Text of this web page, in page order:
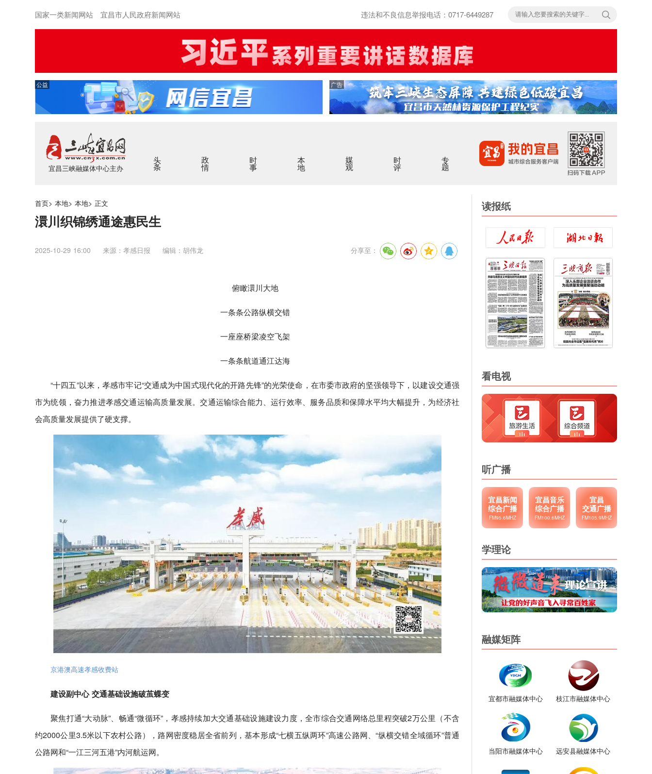
国家一类新闻网站 宜昌市人民政府新闻网站 违法和不良信息举报电话：0717-6449287
公益 广告
宜昌三峡融媒体中心主办
头条 政情 时事 本地 媒观 时评 专题
首页> 本地> 本地> 正文
澴川织锦绣通途惠民生
2025-10-29 16:00 来源：​孝感日报 编辑：胡伟龙 分享至：
俯瞰澴川大地
一条条公路纵横交错
一座座桥梁凌空飞架
一条条航道通江达海
“十四五”以来，孝感市牢记“交通成为中国式现代化的开路先锋”的光荣使命，在市委市政府的坚强领导下，以建设交通强
市为统领，奋力推进孝感交通运输高质量发展。交通运输综合能力、运行效率、服务品质和保障水平均大幅提升，为经济社
会高质量发展提供了硬支撑。
京港澳高速孝感收费站
建设副中心 交通基础设施破茧蝶变
聚焦打通“大动脉”、畅通“微循环”，孝感持续加大交通基础设施建设力度，全市综合交通网络总里程突破2万公里（不含
约2000公里3.5米以下农村公路），路网密度稳居全省前列，基本形成“七横五纵两环”高速公路网、“纵横交错全域循环”普通
公路网和“一江三河五港”内河航运网。
读报纸
看电视
听广播
宜昌新闻
综合广播
FM95.6MHZ
宜昌音乐
综合广播
FM100.6MHZ
宜昌
交通广播
FM105.9MHZ
学理论
融媒矩阵
宜都市融媒体中心 枝江市融媒体中心
当阳市融媒体中心 远安县融媒体中心